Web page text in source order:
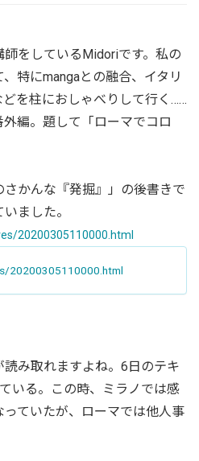
をしているMidoriです。私の
特にmangaとの融合、イタリ
を柱におしゃべりして行く……
編。題して「ローマでコロ
かんな『発掘』」の後書きで
ました。
20200305110000.html
20200305110000.html
み取れますよね。6日のテキ
いる。この時、ミラノでは感
ていたが、ローマでは他人事